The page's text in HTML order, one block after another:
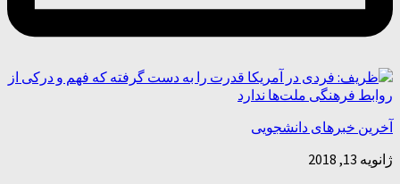
آخرین خبرهای دانشجویی
ژانویه 13, 2018